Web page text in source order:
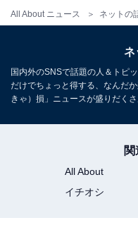
All About ニュース ネットの
ネ
国内外のSNSで話題の人＆トピ
だけでちょっと得する、なんだ
きゃ）損」ニュースが盛りだくさ
All About
イチオシ